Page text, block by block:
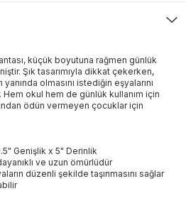
küçük boyutuna rağmen günlük
Şık tasarımıyla dikkat çekerken,
olmasını istediğin eşyalarını
Hem okul hem de günlük kullanım için
ödün vermeyen çocuklar için
Genişlik x 5" Derinlik
ve uzun ömürlüdür
düzenli şekilde taşınmasını sağlar